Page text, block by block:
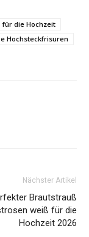
für die Hochzeit
Hochsteckfrisuren
Nächster Artikel
Brautstrauß
weiß für die
Hochzeit 2026